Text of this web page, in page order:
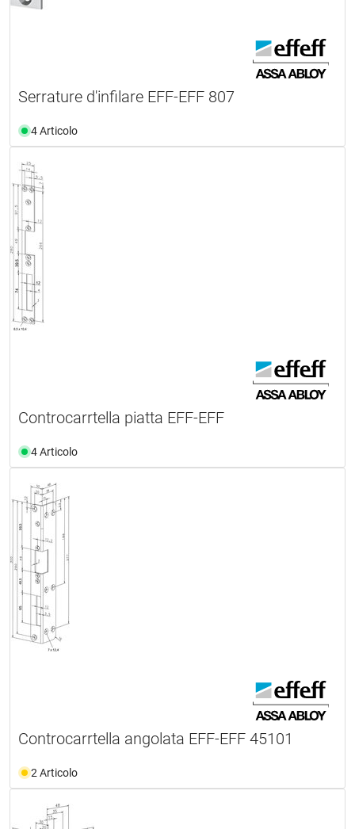
Serrature d'infilare EFF-EFF 807
4 Articolo
Controcarrtella piatta EFF-EFF
4 Articolo
Controcarrtella angolata EFF-EFF 45101
2 Articolo